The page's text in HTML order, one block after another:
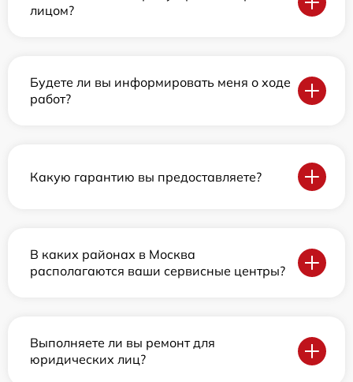
лицом?
Будете ли вы информировать меня о ходе
работ?
Какую гарантию вы предоставляете?
В каких районах в Москва
располагаются ваши сервисные центры?
Выполняете ли вы ремонт для
юридических лиц?